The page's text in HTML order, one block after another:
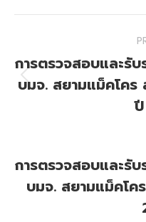
การตรวจสอบและรั
บมจ. สยามแม็คโคร
การตรวจสอบและรั
บมจ. สยามแม็คโค